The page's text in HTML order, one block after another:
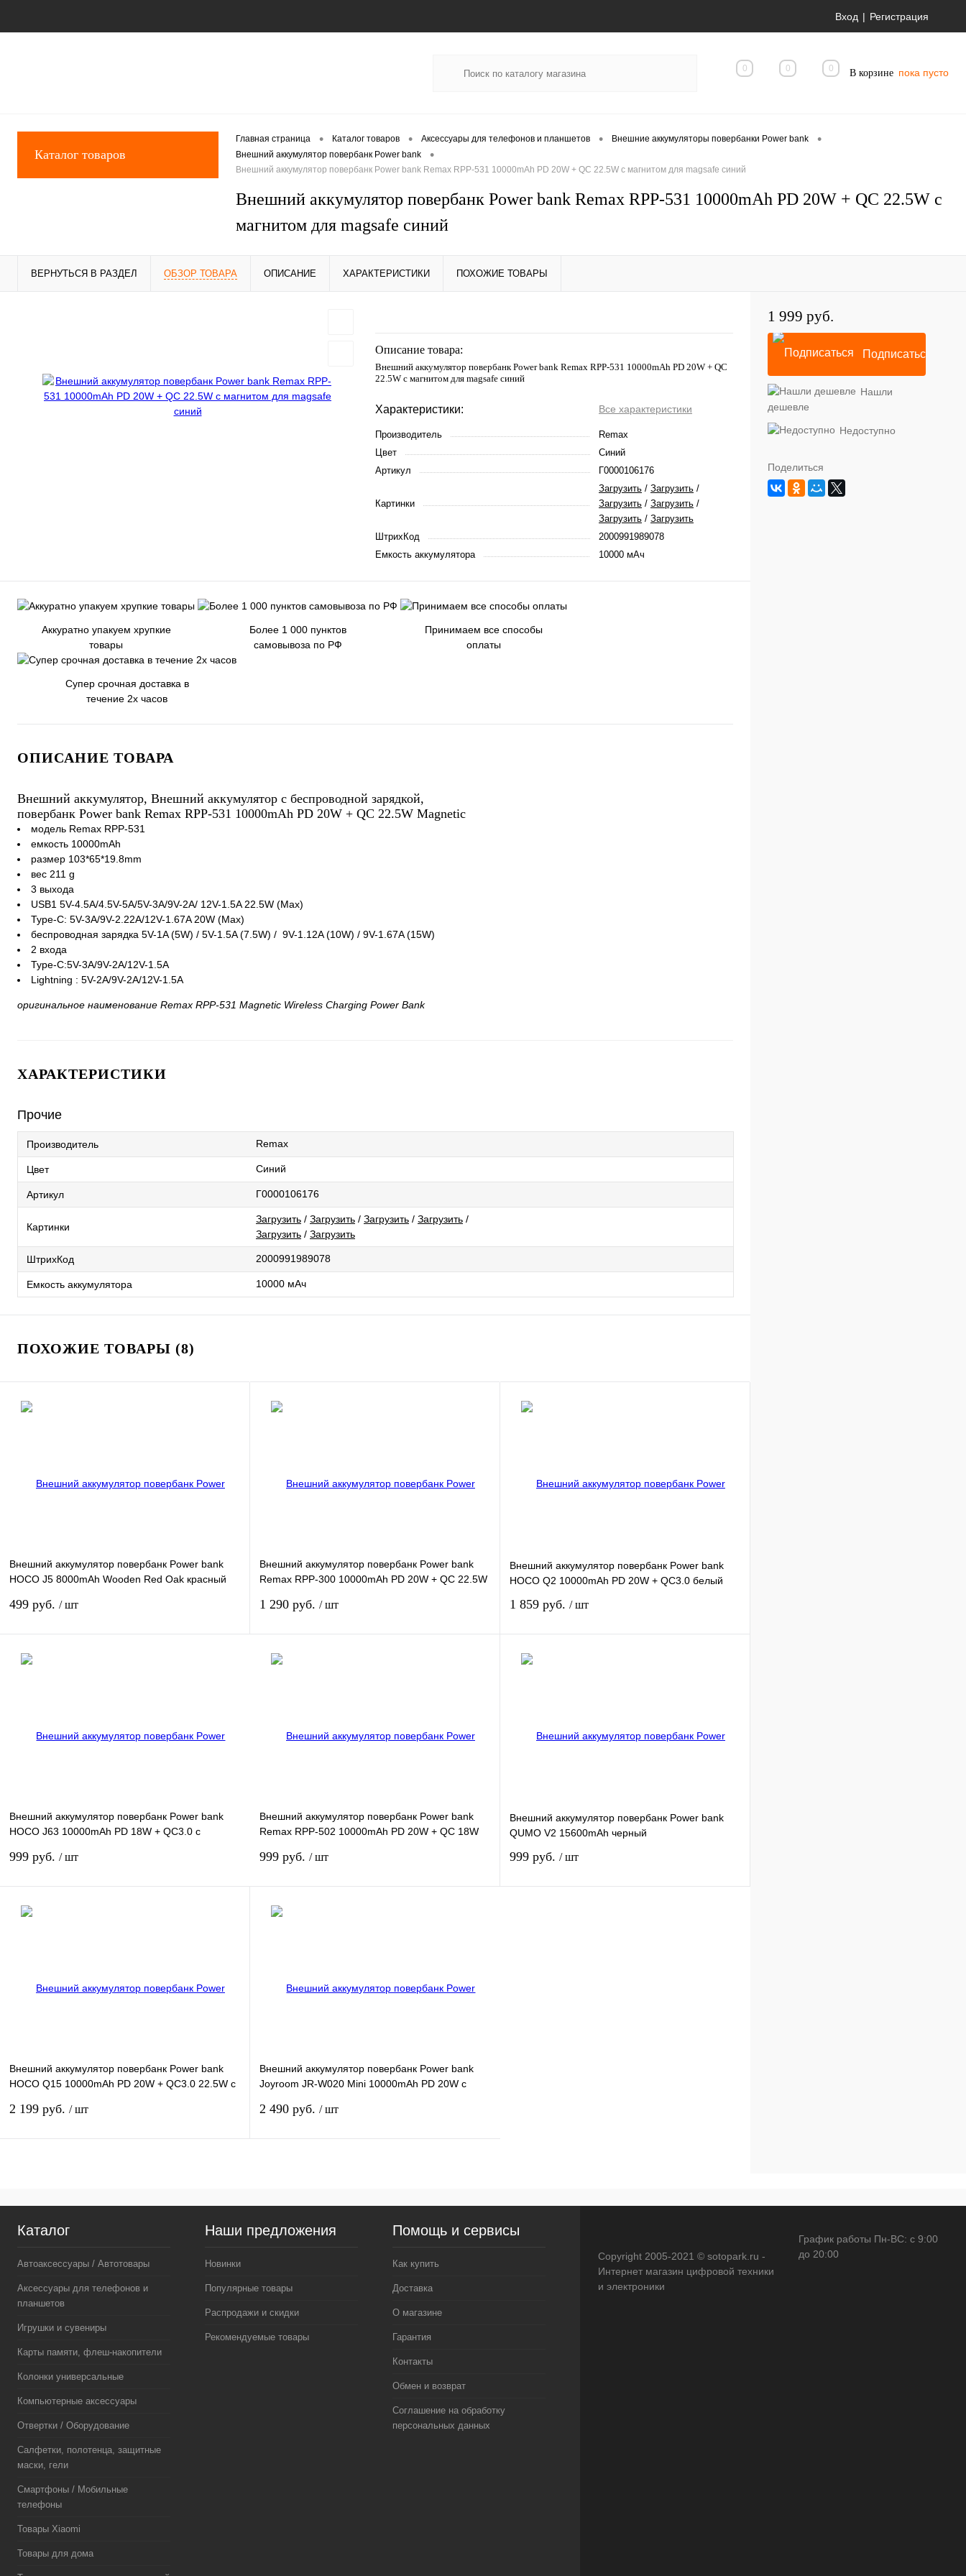
Вход Регистрация
0 0 0 В корзине пока пусто
Каталог товаров
Главная страница • Каталог товаров • Аксессуары для телефонов и планшетов • Внешние аккумуляторы повербанки Power bank •
Внешний аккумулятор повербанк Power bank •
Внешний аккумулятор повербанк Power bank Remax RPP-531 10000mAh PD 20W + QC 22.5W с магнитом для magsafe синий
Внешний аккумулятор повербанк Power bank Remax RPP-531 10000mAh PD 20W + QC 22.5W с
магнитом для magsafe синий
ВЕРНУТЬСЯ В РАЗДЕЛ ОБЗОР ТОВАРА ОПИСАНИЕ ХАРАКТЕРИСТИКИ ПОХОЖИЕ ТОВАРЫ
Описание товара:
Внешний аккумулятор повербанк Power bank Remax RPP-531 10000mAh PD 20W + QC
22.5W с магнитом для magsafe синий
Характеристики: Все характеристики
Производитель
Remax
Цвет
Синий
Артикул
Г0000106176
Картинки
Загрузить / Загрузить /
Загрузить / Загрузить /
Загрузить / Загрузить
ШтрихКод
2000991989078
Емкость аккумулятора
10000 мАч
Аккуратно упакуем хрупкие
товары
Более 1 000 пунктов
самовывоза по РФ
Принимаем все способы
оплаты
Супер срочная доставка в
течение 2х часов
ОПИСАНИЕ ТОВАРА
Внешний аккумулятор, Внешний аккумулятор с беспроводной зарядкой,
повербанк Power bank Remax RPP-531 10000mAh PD 20W + QC 22.5W Magnetic
модель Remax RPP-531
емкость 10000mAh
размер 103*65*19.8mm
вес 211 g
3 выхода
USB1 5V-4.5A/4.5V-5A/5V-3A/9V-2A/ 12V-1.5A 22.5W (Max)
Type-C: 5V-3A/9V-2.22A/12V-1.67A 20W (Max)
беспроводная зарядка 5V-1A (5W) / 5V-1.5A (7.5W) / 9V-1.12A (10W) / 9V-1.67A (15W)
2 входа
Type-C:5V-3A/9V-2A/12V-1.5A
Lightning : 5V-2A/9V-2A/12V-1.5A
оригинальное наименование Remax RPP-531 Magnetic Wireless Charging Power Bank
ХАРАКТЕРИСТИКИ
Прочие
Производитель Remax
Цвет Синий
Артикул Г0000106176
Картинки
Загрузить / Загрузить / Загрузить / Загрузить /
Загрузить / Загрузить
ШтрихКод 2000991989078
Емкость аккумулятора 10000 мАч
ПОХОЖИЕ ТОВАРЫ (8)
Внешний аккумулятор повербанк Power bank
HOCO J5 8000mAh Wooden Red Oak красный
499 руб. / шт
Внешний аккумулятор повербанк Power bank
Remax RPP-300 10000mAh PD 20W + QC 22.5W
1 290 руб. / шт
Внешний аккумулятор повербанк Power bank
HOCO Q2 10000mAh PD 20W + QC3.0 белый
1 859 руб. / шт
Внешний аккумулятор повербанк Power bank
HOCO J63 10000mAh PD 18W + QC3.0 с
999 руб. / шт
Внешний аккумулятор повербанк Power bank
Remax RPP-502 10000mAh PD 20W + QC 18W
999 руб. / шт
Внешний аккумулятор повербанк Power bank
QUMO V2 15600mAh черный
999 руб. / шт
Внешний аккумулятор повербанк Power bank
HOCO Q15 10000mAh PD 20W + QC3.0 22.5W с
2 199 руб. / шт
Сравнение
В избранное
Внешний аккумулятор повербанк Power bank
Joyroom JR-W020 Mini 10000mAh PD 20W с
2 490 руб. / шт
Сравнение
В избранное Недоступно
1 999 руб.
Подписаться
Нашли
дешевле
Недоступно
Поделиться
Каталог
Автоаксессуары / Автотовары
Аксессуары для телефонов и
планшетов
Игрушки и сувениры
Карты памяти, флеш-накопители
Колонки универсальные
Компьютерные аксессуары
Отвертки / Оборудование
Салфетки, полотенца, защитные
маски, гели
Смартфоны / Мобильные
телефоны
Товары Xiaomi
Товары для дома
Наши предложения
Новинки
Популярные товары
Распродажи и скидки
Рекомендуемые товары
Помощь и сервисы
Как купить
Доставка
О магазине
Гарантия
Контакты
Обмен и возврат
Соглашение на обработку
персональных данных
Copyright 2005-2021 © sotopark.ru -
Интернет магазин цифровой техники
и электроники
График работы Пн-ВС: с 9:00
до 20:00